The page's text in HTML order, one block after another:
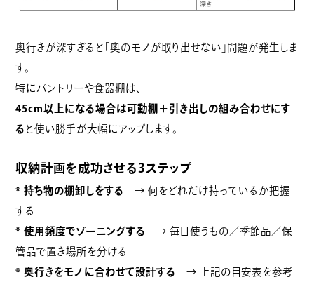
奥行きが深すぎると「奥のモノが取り出せない」問題が発生しま
す。
特にパントリーや食器棚は、
45cm以上になる場合は可動棚＋引き出しの組み合わせにす
る と使い勝手が大幅にアップします。
収納計画を成功させる3ステップ
* 持ち物の棚卸しをする→ 何をどれだけ持っているか把握
する
* 使用頻度でゾーニングする
→ 毎日使うもの／季節品／保
管品で置き場所を分ける
* 奥行きをモノに合わせて設計する
→ 上記の目安表を参考